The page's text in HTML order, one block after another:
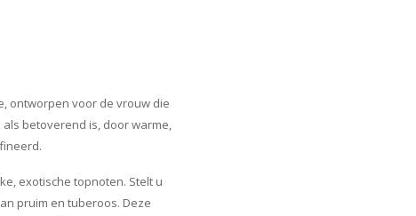
ontworpen voor de vrouw die
betoverend is, door warme,
exotische topnoten. Stelt u
pruim en tuberoos. Deze